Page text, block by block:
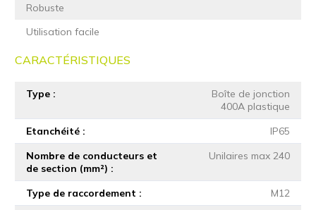
Robuste
Utilisation facile
CARACTÉRISTIQUES
Type
Boîte de jonction
400A plastique
Etanchéité
IP65
Nombre de conducteurs et
de section (mm²)
Unilaires max 240
Type de raccordement
M12